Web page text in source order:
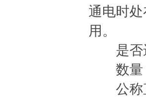
通电时
用。
是否
数量
公称